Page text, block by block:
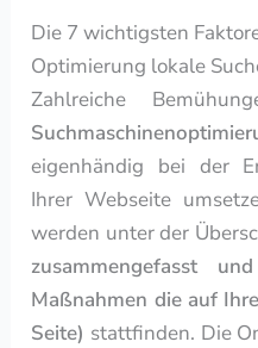
Die 7 wichtigsten
Optimierung lokale
Zahlreiche
eigenhändig bei der
Ihrer Webseite
werden unter der
zusammengefasst
Maßnahmen die auf
Seite) stattfinden. Die